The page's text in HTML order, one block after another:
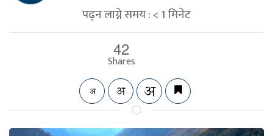
पढ्न लाग्ने समय :< 1मिनेट
42
Shares